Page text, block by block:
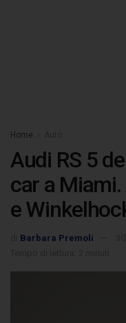
Home
Audi RS 5
car a
e
Barbara Premoli